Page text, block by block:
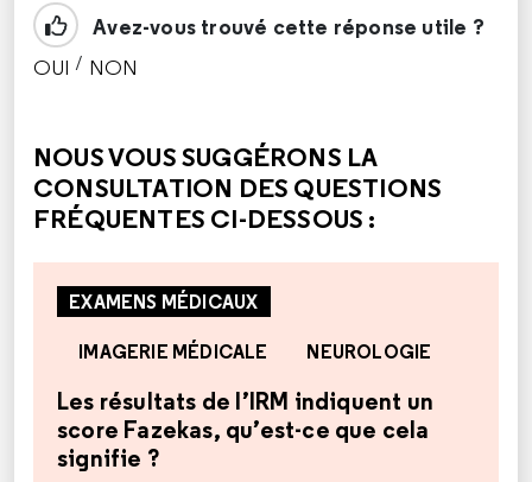
Avez-vous trouvé cette réponse utile ?
OUI / NON
NOUS VOUS SUGGÉRONS LA
CONSULTATION DES QUESTIONS
FRÉQUENTES CI-DESSOUS :
EXAMENS MÉDICAUX
IMAGERIE MÉDICALE NEUROLOGIE
Les résultats de l’IRM indiquent un
score Fazekas, qu’est-ce que cela
signifie ?